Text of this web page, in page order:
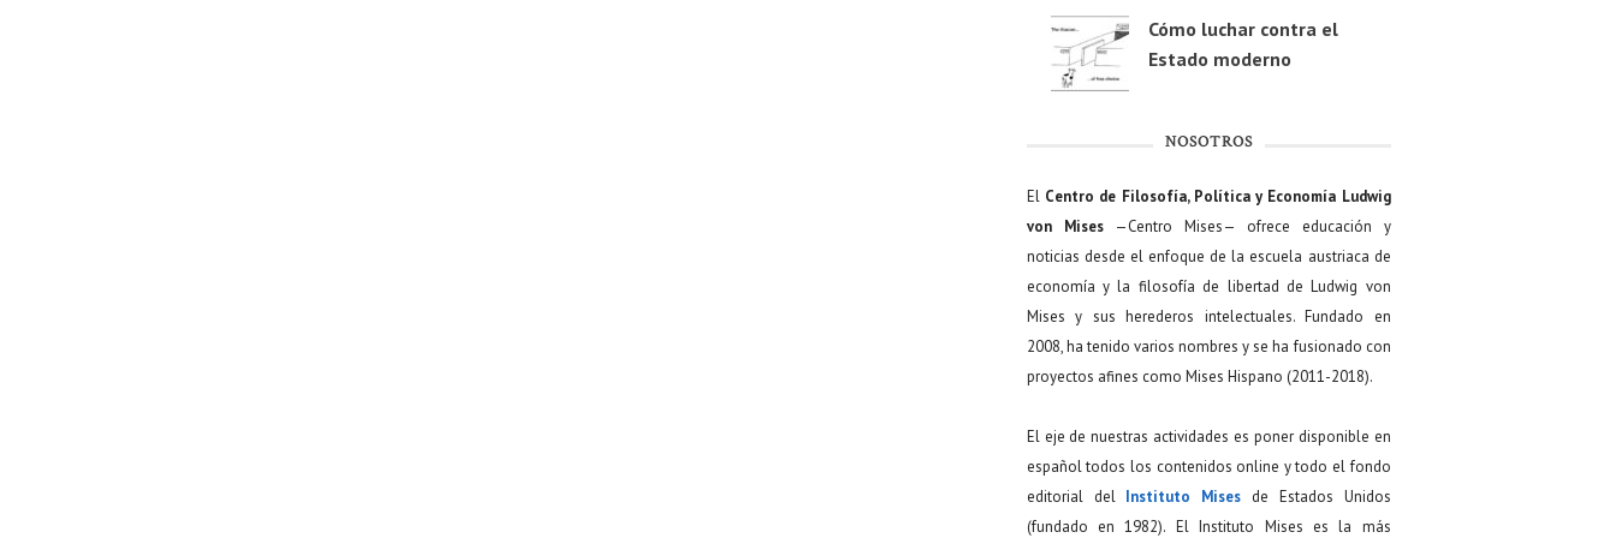
Cómo luchar contra el
Estado moderno
NOSOTROS
El Centro de Filosofía, Política y Economía Ludwig
von Mises—Centro Mises— ofrece educación y
noticias desde el enfoque de la escuela austriaca de
economía y la filosofía de libertad de Ludwig von
Mises y sus herederos intelectuales. Fundado en
2008, ha tenido varios nombres y se ha fusionado con
proyectos afines como Mises Hispano (2011-2018).
El eje de nuestras actividades es poner disponible en
español todos los contenidos online y todo el fondo
editorial del Instituto Mises de Estados Unidos
(fundado en 1982). El Instituto Mises es la más